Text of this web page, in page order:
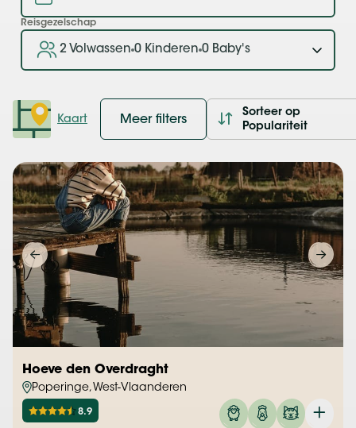
Reisgezelschap
2 Volwassen 0 Kinderen 0 Baby's
Kaart Meer filters
Sorteer op
Populariteit
Hoeve den Overdraght
Poperinge, West-Vlaanderen
8.9